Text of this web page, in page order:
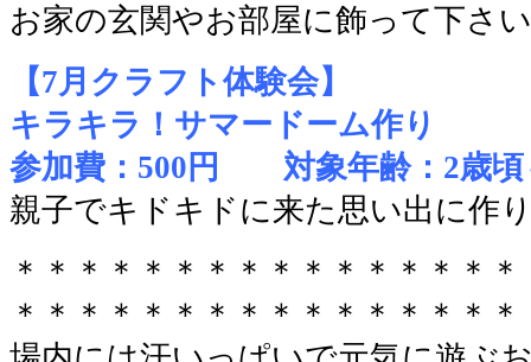
お家の玄関やお部屋に飾って下さ
【7月クラフト体験会】
キラキラ！サマードーム作り
参加費：500円 対象年齢：2歳頃
親子でキドキドに来た思い出に作
＊＊＊＊＊＊＊＊＊＊＊＊＊＊＊
＊＊＊＊＊＊＊＊＊＊＊＊＊＊＊＊